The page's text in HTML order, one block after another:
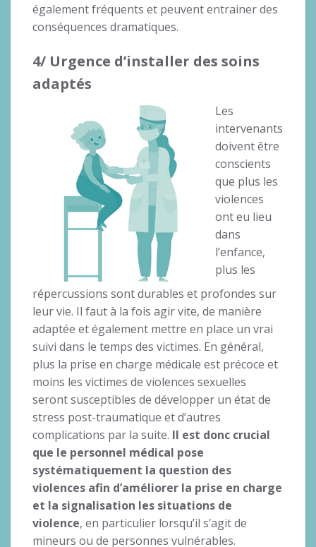
également fréquents et peuvent entrainer des
conséquences dramatiques.
4/ Urgence d’installer des soins
adaptés
Les
intervenants
doivent être
conscients
que plus les
violences
ont eu lieu
dans
l’enfance,
plus les
répercussions sont durables et profondes sur
leur vie. Il faut à la fois agir vite, de manière
adaptée et également mettre en place un vrai
suivi dans le temps des victimes. En général,
plus la prise en charge médicale est précoce et
moins les victimes de violences sexuelles
seront susceptibles de développer un état de
stress post-traumatique et d’autres
complications par la suite. Il est donc crucial
que le personnel médical pose
systématiquement la question des
violences afin d’améliorer la prise en charge
et la signalisation les situations de
violence, en particulier lorsqu’il s’agit de
mineurs ou de personnes vulnérables.